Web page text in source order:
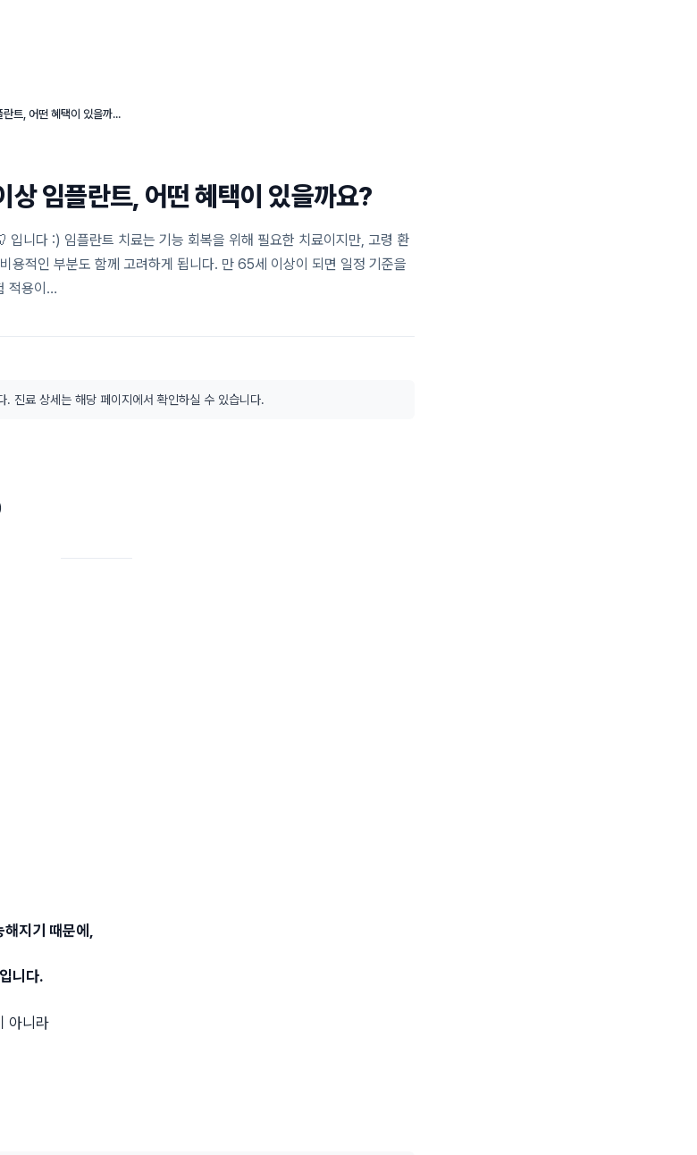
강동구 치과 만 65세 이상 임플란트, 어떤 혜택이 있을까요?
임플란트, 어떤 혜택이 있을까요?
입니다 :) 임플란트 치료는 기능 회복을 위해 필요한 치료이지만, 고령 환
용적인 부분도 함께 고려하게 됩니다. 만 65세 이상이 되면 일정 기준을
적용이…
. 진료 상세는 해당 페이지에서 확인하실 수 있습니다.
지기 때문에,
니다.
아니라